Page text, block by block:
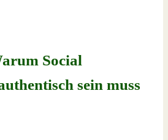
Social
sein muss